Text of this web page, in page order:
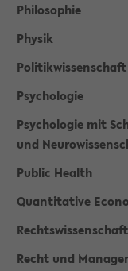
Philosophie
Physik
Politikwissenschaft
Psychologie
Psychologie mit
und
Public Health
Quantitative
Rechtswissenschaft
Recht und